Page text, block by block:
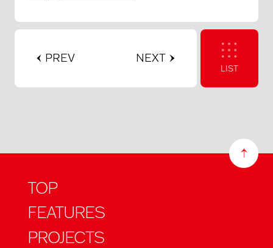
PREV NEXT
LIST
TOP
FEATURES
PROJECTS